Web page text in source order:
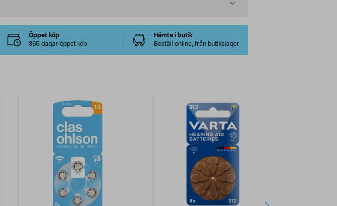
Öppet köp
365 dagar öppet köp
Hämta i butik
Beställ online, från butikslager